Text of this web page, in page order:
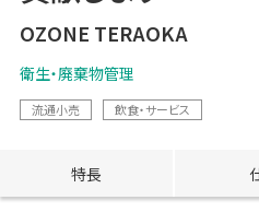
OZONE TERAOKA
衛生・廃棄物管理
流通小売 飲食・サービス
特長